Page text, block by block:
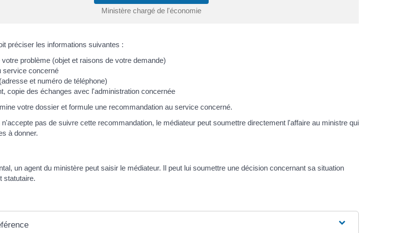
Ministère chargé de l'économie
préciser les informations suivantes :
problème (objet et raisons de votre demande)
service concerné
et numéro de téléphone)
copie des échanges avec l'administration concernée
votre dossier et formule une recommandation au service concerné.
n'accepte pas de suivre cette recommandation, le médiateur peut soumettre directement l'affaire au ministre qui
à donner.
un agent du ministère peut saisir le médiateur. Il peut lui soumettre une décision concernant sa situation
statutaire.